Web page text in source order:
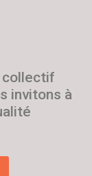
collectif
invitons à